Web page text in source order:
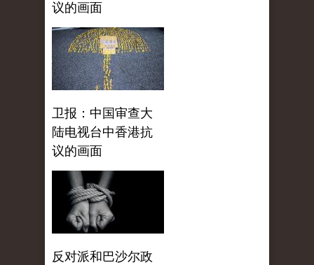
议的画面
卫报：中国审查大
陆电视台中香港抗
议的画面
反对派和巴沙尔政